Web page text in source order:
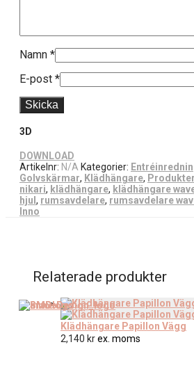
Namn *
E-post *
3D
DOWNLOAD
Artikelnr: N/A Kategorier:
Golvskärmar, Klädhängare, Produkter
nikari, klädhängare, klädhängare
hjul , rumsavdelare, rumsavdelare
Inno
Relaterade produkter
Klädhängare Papillon Vägg
2,140 krex. moms